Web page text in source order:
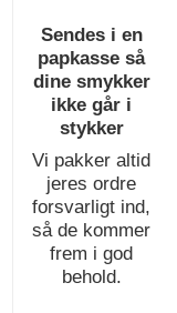
Sendes i en
papkasse så
dine smykker
ikke går i
stykker
Vi pakker altid
jeres ordre
forsvarligt ind,
så de kommer
frem i god
behold.